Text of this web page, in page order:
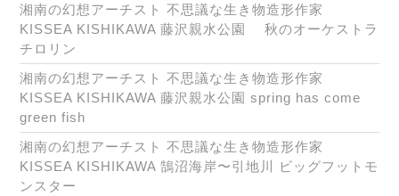
湘南の幻想アーチスト 不思議な生き物造形作家
KISSEA KISHIKAWA 藤沢親水公園 秋のオーケストラ
チロリン
湘南の幻想アーチスト 不思議な生き物造形作家
KISSEA KISHIKAWA 藤沢親水公園 spring has come
green fish
湘南の幻想アーチスト 不思議な生き物造形作家
KISSEA KISHIKAWA 鵠沼海岸〜引地川 ビッグフットモ
ンスター